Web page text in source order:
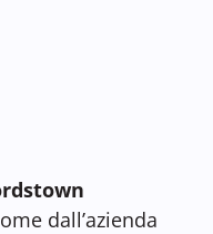
dall’azienda